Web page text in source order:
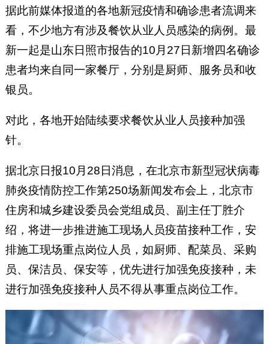
据此前媒体报道的各地新冠疫情和确诊患者流调来
看，不少地方有涉及餐饮从业人员感染的病例。最
新一起是山东日照市报告的10月27日新增四名确诊
患者均来自同一家餐厅，分别是厨师、服务员和收
银员。
对此，各地开始陆续要求餐饮从业人员接种加强
针。
据北京日报10月28日消息，在北京市新型冠状病毒
肺炎疫情防控工作第250场新闻发布会上，北京市
住房和城乡建设委员会党组成员、副主任丁胜介
绍，将进一步推进施工现场人员疫苗接种工作，安
排施工现场重点岗位人员，如厨师、配菜员、采购
员、保洁员、保安等，优先进行加强免疫接种，未
进行加强免疫接种人员不得从事重点岗位工作。